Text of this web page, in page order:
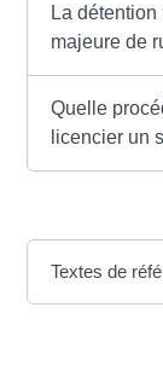
La
majeure de
Quelle
licencier un
Textes de